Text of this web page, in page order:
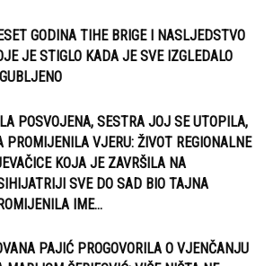
GODINA TIHE BRIGE I NASLJEDSTVO
JE STIGLO KADA JE SVE IZGLEDALO
POSVOJENA, SESTRA JOJ SE UTOPILA,
PROMIJENILA VJERU: ŽIVOT REGIONALNE
KOJA JE ZAVRŠILA NA
SVE DO SAD BIO TAJNA
IME...
PAJIĆ PROGOVORILA O VJENČANJU